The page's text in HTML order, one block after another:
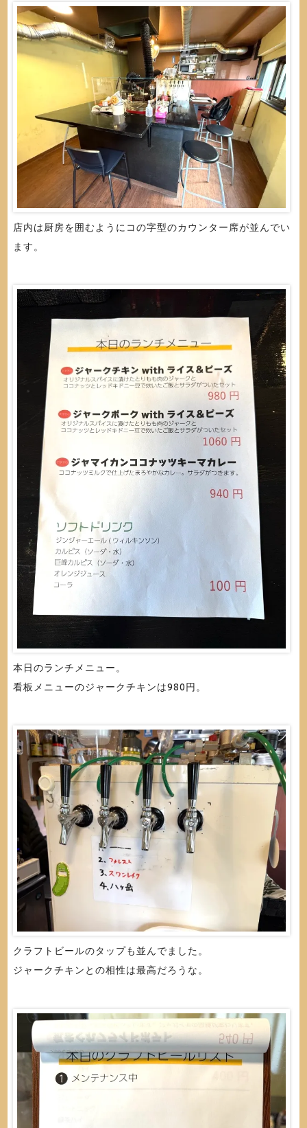
店内は厨房を囲むようにコの字型のカウンター席が並んでい
ます。
本日のランチメニュー。
看板メニューのジャークチキンは980円。
クラフトビールのタップも並んでました。
ジャークチキンとの相性は最高だろうな。